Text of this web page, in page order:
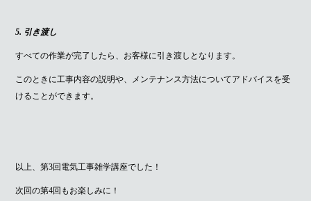
5. 引き渡し
すべての作業が完了したら、お客様に引き渡しとなります。
このときに工事内容の説明や、メンテナンス方法についてアドバイスを受
けることができます。
以上、第3回電気工事雑学講座でした！
次回の第4回もお楽しみに！